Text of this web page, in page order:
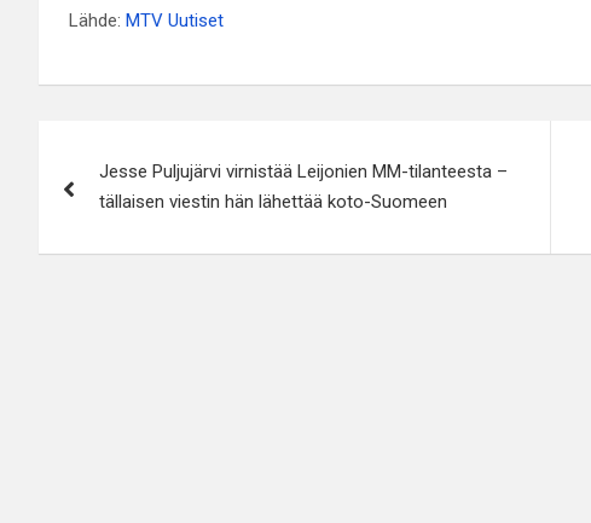
Lähde: MTV Uutiset
selaus
Jesse Puljujärvi virnistää Leijonien MM-tilanteesta –
tällaisen viestin hän lähettää koto-Suomeen